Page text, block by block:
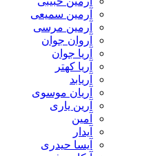
آرمین سمیعی
آرمین مرسی
آروان جوان
آریا جوان
آریا کهتر
آریابد
آریان موسوی
آرین یاری
آمین
آیدار
آیسا حیدری